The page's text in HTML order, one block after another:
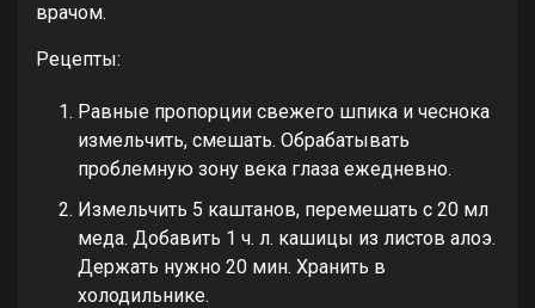
врачом.
Рецепты:
Равные пропорции свежего шпика и чеснока
измельчить, смешать. Обрабатывать
проблемную зону века глаза ежедневно.
Измельчить 5 каштанов, перемешать с 20 мл
меда. Добавить 1 ч. л. кашицы из листов алоэ.
Держать нужно 20 мин. Хранить в
холодильнике.